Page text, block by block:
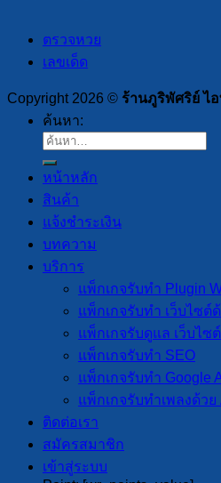
ตรวจหวย
เลขเด็ด
Copyright 2026 © ร้านภูริพัศริย์ ไ
ค้นหา:
หน้าหลัก
สินค้า
แจ้งชำระเงิน
บทความ
บริการ
แพ็กเกจรับทำ Plugin
แพ็กเกจรับทำ เว็บไซต์
แพ็กเกจรับดูแล เว็บไซต์
แพ็กเกจรับทำ SEO
แพ็กเกจรับทำ Google
แพ็กเกจรับทำเพลงด้วย
ติดต่อเรา
สมัครสมาชิก
เข้าสู่ระบบ